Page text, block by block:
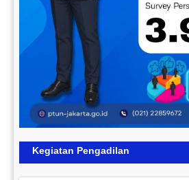
Kegiatan Pengadilan